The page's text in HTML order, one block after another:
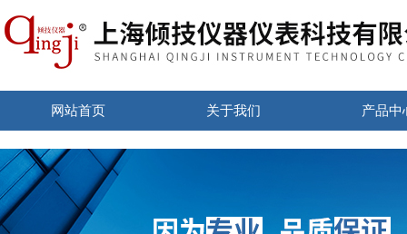
网站首页 关于我们 产品中